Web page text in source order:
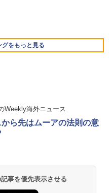
ミ REDMI Buds 8 Lite ワイヤ
Bluetooth 5.4 ノイズキャンセ
時間再生
をもっと見る
然水 ラベルレス 500ml ×24本
バナジウム含有 水 ミネラル
トボトル 静岡県産 500ミリリ
Basic)
と 17巻 (デジタル版ビッグガ
ス)
Weekly海外ニュース
ら先はムーアの法則の意
事を優先表示させる